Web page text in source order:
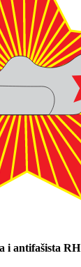
i antifašista RH